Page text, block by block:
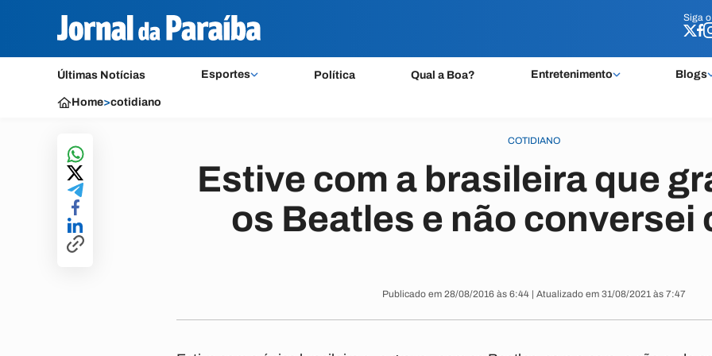
Siga o
Últimas Notícias Esportes Política Qual a Boa? Entretenimento Blogs
Siga o
Home>cotidiano
COTIDIANO
Estive com a brasileira que
os Beatles e não conversei
Publicado em 28/08/2016 às 6:44 | Atualizado em 31/08/2021 às 7:47